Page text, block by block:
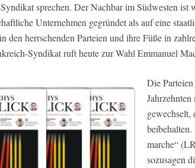
sprechen. Der Nachbar im Südwesten ist
Unternehmen gegründet als auf eine
den herrschenden Parteien und ihre Füße in
Syndikat ruft heute zur Wahl Emmanuel
Die
gewechselt,
marche“
sozusagen